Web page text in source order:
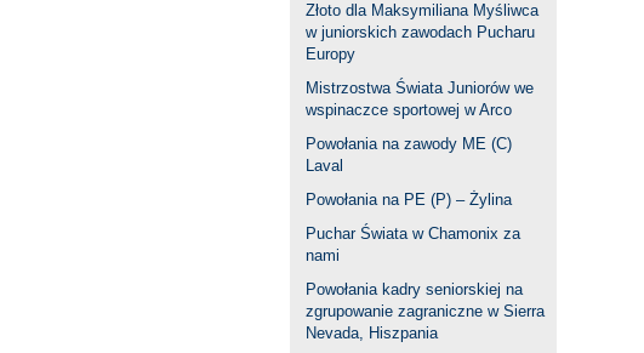
Złoto dla Maksymiliana Myśliwca
w juniorskich zawodach Pucharu
Europy
Mistrzostwa Świata Juniorów we
wspinaczce sportowej w Arco
Powołania na zawody ME (C)
Laval
Powołania na PE (P) – Żylina
Puchar Świata w Chamonix za
nami
Powołania kadry seniorskiej na
zgrupowanie zagraniczne w Sierra
Nevada, Hiszpania